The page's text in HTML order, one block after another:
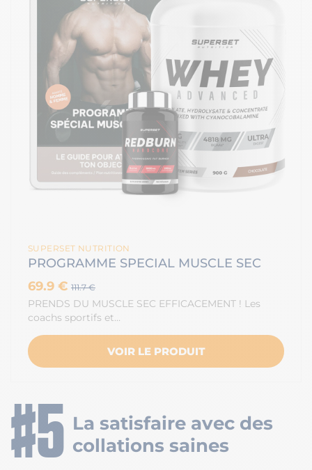
SUPERSET NUTRITION
PROGRAMME SPECIAL MUSCLE SEC
69.9 € 111.7 €
PRENDS DU MUSCLE SEC EFFICACEMENT ! Les
coachs sportifs et…
VOIR LE PRODUIT
La satisfaire avec des
collations saines